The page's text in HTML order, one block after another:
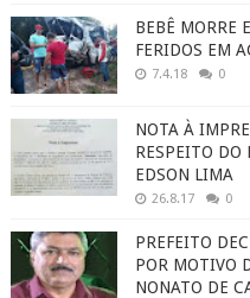
BEBÊ MORRE
FERIDOS EM
7.4.18 0
NOTA À
RESPEITO DO
EDSON LIMA
26.8.17 0
PREFEITO
POR MOTIVO
NONATO DE